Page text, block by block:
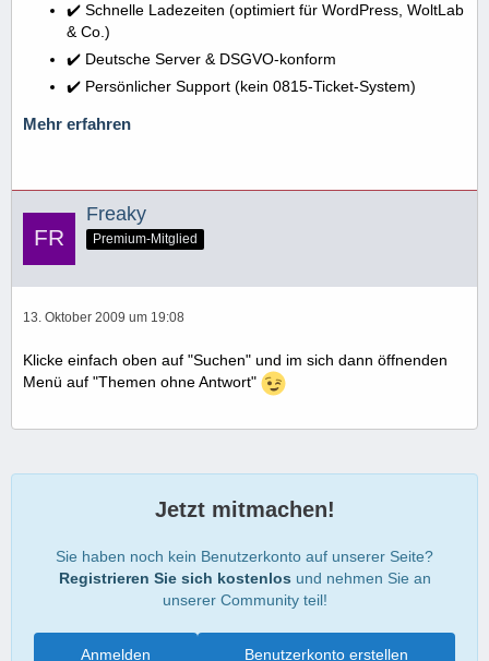
✔️ Schnelle Ladezeiten (optimiert für WordPress, WoltLab
& Co.)
✔️ Deutsche Server & DSGVO-konform
✔️ Persönlicher Support (kein 0815-Ticket-System)
Mehr erfahren
Freaky
Premium-Mitglied
13. Oktober 2009 um 19:08
Klicke einfach oben auf "Suchen" und im sich dann öffnenden
Menü auf "Themen ohne Antwort"
Jetzt mitmachen!
Sie haben noch kein Benutzerkonto auf unserer Seite?
Registrieren Sie sich kostenlos und nehmen Sie an
unserer Community teil!
Benutzerkonto erstellen
Anmelden